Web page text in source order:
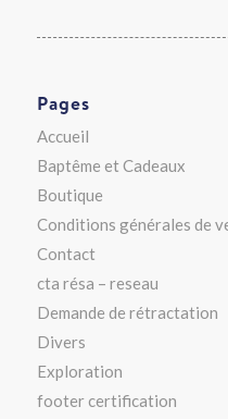
Pages
Accueil
Baptême et Cadeaux
Boutique
Conditions générales de
Contact
cta résa – reseau
Demande de rétractation
Divers
Exploration
footer certification